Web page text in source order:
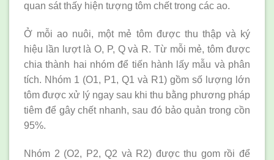
quan sát thấy hiện tượng tôm chết trong các ao.
Ở mỗi ao nuôi, một mẻ tôm được thu thập và ký
hiệu lần lượt là O, P, Q và R. Từ mỗi mẻ, tôm được
chia thành hai nhóm để tiến hành lấy mẫu và phân
tích. Nhóm 1 (O1, P1, Q1 và R1) gồm số lượng lớn
tôm được xử lý ngay sau khi thu bằng phương pháp
tiêm để gây chết nhanh, sau đó bảo quản trong cồn
95%.
Nhóm 2 (O2, P2, Q2 và R2) được thu gom rồi để